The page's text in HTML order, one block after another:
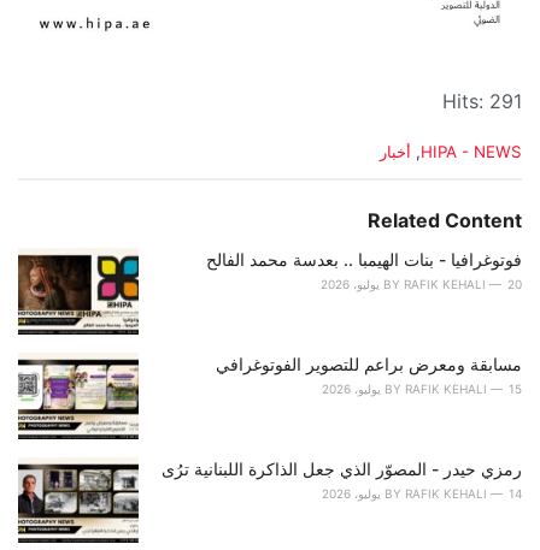
Hits: 291
C
e
o
r
:
HIPA - NEWS
, أخبار
Related Content
فوتوغرافيا - بنات الهيمبا .. بعدسة محمد الفالح
BY RAFIK KEHALI 20 يوليو، 2026
مسابقة ومعرض براعم للتصوير الفوتوغرافي
BY RAFIK KEHALI 15 يوليو، 2026
رمزي حيدر - المصوّر الذي جعل الذاكرة اللبنانية ترُى
BY RAFIK KEHALI 14 يوليو، 2026